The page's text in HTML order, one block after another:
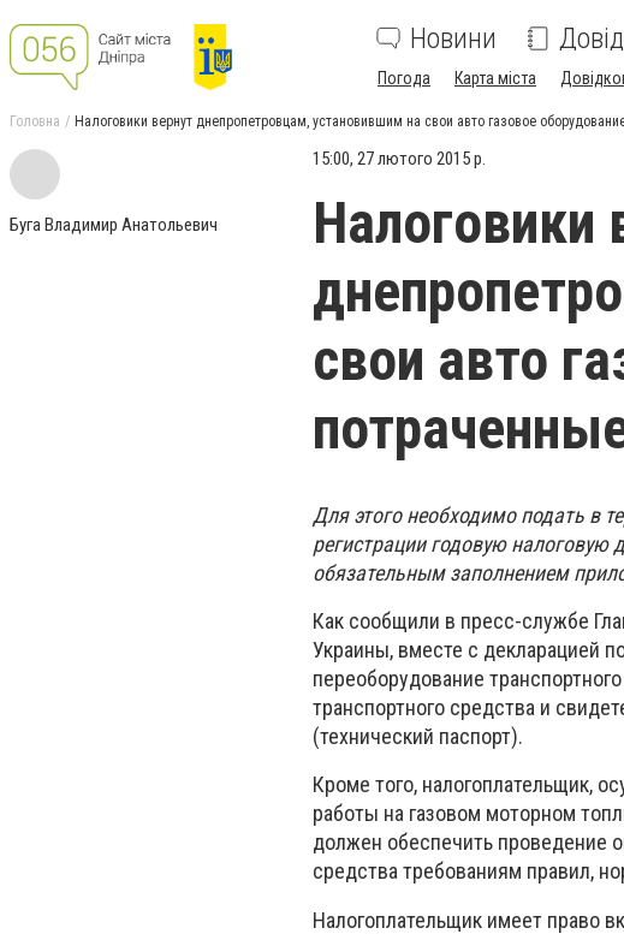
Новини
Погода Карта міста
Головна Налоговики вернут днепропетровцам, установившим на свои авто газовое
Буга Владимир Анатольевич
15:00, 27 лютого 2015 р.
Налоговики
свои авто
Для этого необходимо подать в
регистрации годовую
обязательным заполнением
Как сообщили в пресс-службе
Украины, вместе с декларацией
переоборудование
транспортного средства и
(технический паспорт).
Кроме того, налогоплательщик,
работы на газовом моторном
должен обеспечить проведение
средства требованиям правил,
Налогоплательщик имеет право